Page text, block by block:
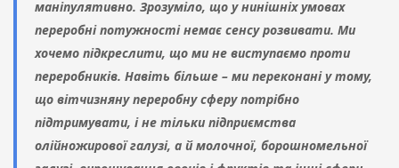
маніпулятивно. Зрозуміло, що у нинішніх умовах
переробні потужності немає сенсу розвивати. Ми
хочемо підкреслити, що ми не виступаємо проти
переробників. Навіть більше – ми переконані у тому,
що вітчизняну переробну сферу потрібно
підтримувати, і не тільки підприємства
олійножирової галузі, а й молочної, борошномельної